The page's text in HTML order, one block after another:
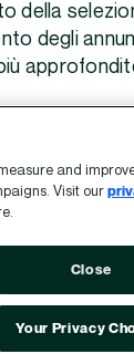
della
degli
privacy
and
Visit our
Close
Your Privacy